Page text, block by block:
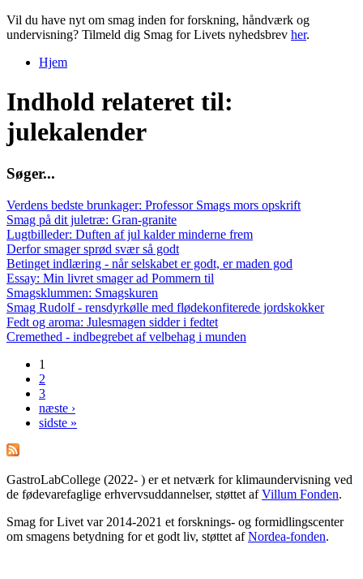
Vil du have nyt om smag inden for forskning, håndværk og
undervisning? Tilmeld dig Smag for Livets nyhedsbrev her.
Hjem
Indhold relateret til:
julekalender
Søger...
Verdens bedste brunkager: Professor Smags mors opskrift
Smag på dit juletræ: Gran-granite
Lugtbilleder: Duften af jul kalder minderne frem
Derfor smager sprød svær så godt
Betinget indlæring - når selskabet er godt, er maden god
Essay: Min livret smager ad Pommern til
Smagsklummen: Smagskuren
Smag Rudolf - rensdyrkølle med flødekonfiterede jordskokker
Fedt og aroma: Julesmagen sidder i fedtet
Cremethed - indbegrebet af velbehag i munden
Sider
1
2
3
næste ›
sidste »
GastroLabCollege (2022- ) er et netværk for klimaundervisning ved
de fødevarefaglige erhvervsuddannelser, støttet afVillum Fonden.
Smag for Livet var 2014-2021 et forsknings- og formidlingscenter
om smagens betydning for et godt liv, støttet afNordea-fonden.